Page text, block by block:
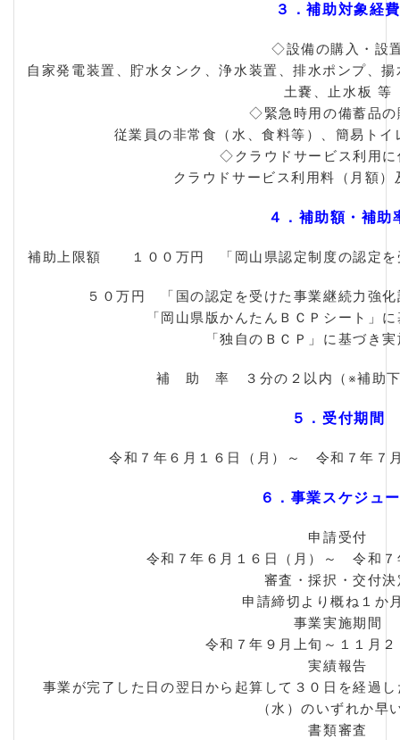
３．補助対象経費
◇設備の購入・設
自家発電装置、貯水タンク、浄水装置、排水ポンプ、
土嚢、止水板 等
◇緊急時用の備蓄品の
従業員の非常食（水、食料等）、簡易ト
◇クラウドサービス利用に
クラウドサービス利用料（月額
４．補助額・補助
補助上限額 １００万円 「岡山県認定制度の認定を
５０万円 「国の認定を受けた事業継続力強
「岡山県版かんたんＢＣＰシート」
「独自のＢＣＰ」に基づき
補 助 率 ３分の２以内（※補助
５．受付期間
令和７年６月１６日（月）～ 令和７年７
６．事業スケジュ
申請受付
令和７年６月１６日（月）～ 令和７
審査・採択・交付決
申請締切より概ね１か
事業実施期間
令和７年９月上旬～１１月
実績報告
事業が完了した日の翌日から起算して３０日を経過
（水）のいずれか早
書類審査